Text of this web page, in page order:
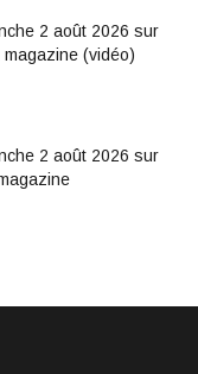
2 août 2026 sur
(vidéo)
2 août 2026 sur